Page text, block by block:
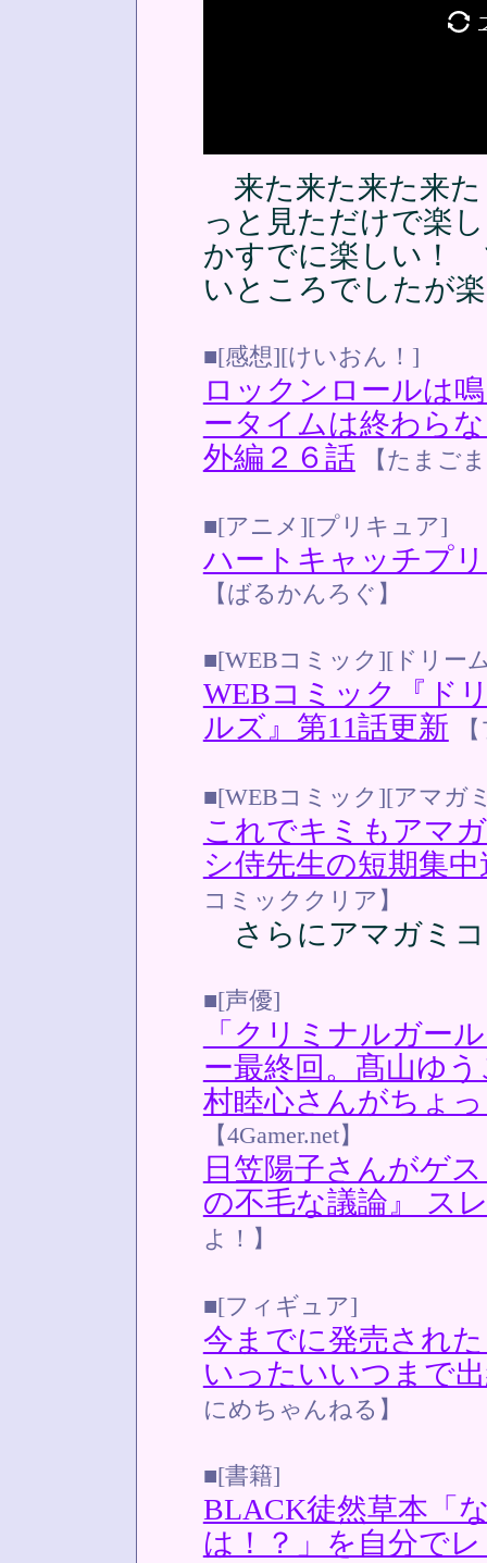
来た来た来た来
っと見ただけで楽
かすでに楽しい！
いところでしたが
■[感想][けいおん！]
ロックンロールは
ータイムは終わら
外編２６話
【たまご
■[アニメ][プリキュア]
ハートキャッチプ
【ばるかんろぐ】
■[WEBコミック][ドリー
WEBコミック『ド
ルズ』第11話更新
■[WEBコミック][アマガ
これでキミもアマ
シ侍先生の短期集
コミッククリア】
さらにアマガミ
■[声優]
「クリミナルガー
ー最終回。髙山ゆ
村睦心さんがちょ
【4Gamer.net】
日笠陽子さんがゲ
の不毛な議論』 ス
よ！】
■[フィギュア]
今までに発売され
いったいいつまで
にめちゃんねる】
■[書籍]
BLACK徒然草本「
は！？」を自分で